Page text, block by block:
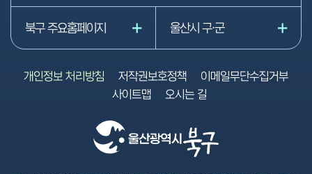
북구 주요홈페이지 울산시 구·군
개인정보 처리방침 저작권보호정책
이메일무단수집거부
사이트맵
오시는 길